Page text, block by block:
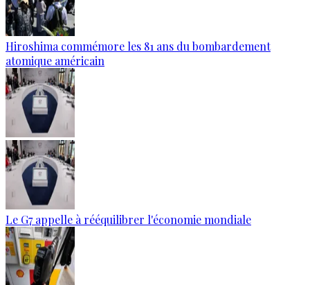
Hiroshima commémore les 81 ans du bombardement
atomique américain
Le G7 appelle à rééquilibrer l'économie mondiale